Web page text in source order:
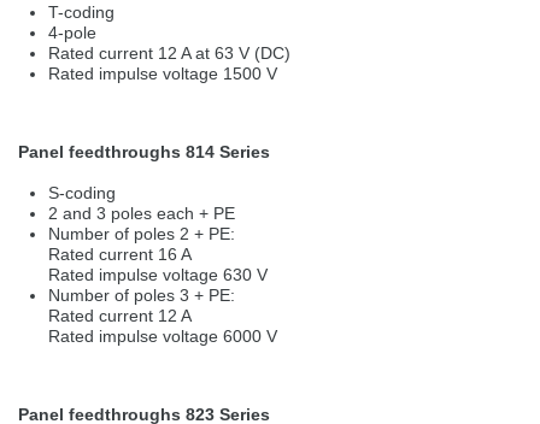
T-coding
4-pole
Rated current 12 A at 63 V (DC)
Rated impulse voltage 1500 V
Panel feedthroughs 814 Series
S-coding
2 and 3 poles each + PE
Number of poles 2 + PE:
Rated current 16 A
Rated impulse voltage 630 V
Number of poles 3 + PE:
Rated current 12 A
Rated impulse voltage 6000 V
Panel feedthroughs 823 Series